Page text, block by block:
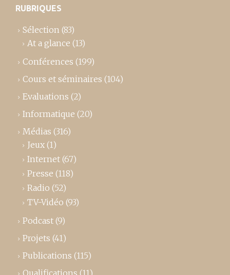
RUBRIQUES
Sélection (83)
At a glance (13)
Conférences (199)
Cours et séminaires (104)
Evaluations (2)
Informatique (20)
Médias (316)
Jeux (1)
Internet (67)
Presse (118)
Radio (52)
TV-Vidéo (93)
Podcast (9)
Projets (41)
Publications (115)
Qualifications (11)